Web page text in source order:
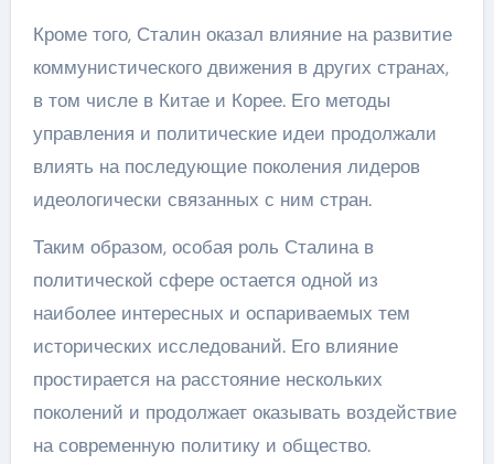
Кроме того, Сталин оказал влияние на развитие
коммунистического движения в других странах,
в том числе в Китае и Корее. Его методы
управления и политические идеи продолжали
влиять на последующие поколения лидеров
идеологически связанных с ним стран.
Таким образом, особая роль Сталина в
политической сфере остается одной из
наиболее интересных и оспариваемых тем
исторических исследований. Его влияние
простирается на расстояние нескольких
поколений и продолжает оказывать воздействие
на современную политику и общество.